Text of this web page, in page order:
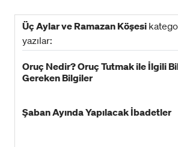
Üç Aylar ve Ramazan Köşesi
yazılar:
Oruç Nedir? Oruç Tutmak ile İlgili
Gereken Bilgiler
Şaban Ayında Yapılacak İbadetler